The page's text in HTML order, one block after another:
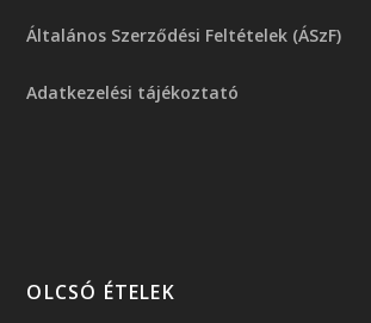
Általános Szerződési Feltételek (ÁSzF)
Adatkezelési tájékoztató
OLCSÓ ÉTELEK